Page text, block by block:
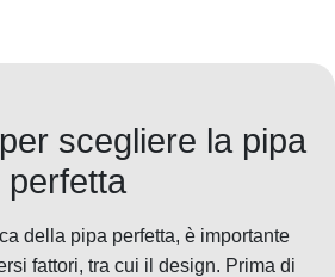
scegliere la pipa
perfetta
della pipa perfetta, è importante
fattori, tra cui il design. Prima di